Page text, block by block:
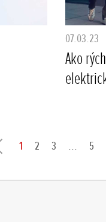
07.03.23
Ako
1 2 3 ... 5